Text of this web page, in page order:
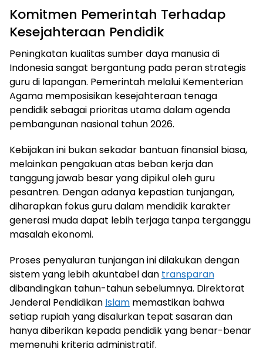
Komitmen Pemerintah Terhadap
Kesejahteraan Pendidik
Peningkatan kualitas sumber daya manusia di
Indonesia sangat bergantung pada peran strategis
guru di lapangan. Pemerintah melalui Kementerian
Agama memposisikan kesejahteraan tenaga
pendidik sebagai prioritas utama dalam agenda
pembangunan nasional tahun 2026.
Kebijakan ini bukan sekadar bantuan finansial biasa,
melainkan pengakuan atas beban kerja dan
tanggung jawab besar yang dipikul oleh guru
pesantren. Dengan adanya kepastian tunjangan,
diharapkan fokus guru dalam mendidik karakter
generasi muda dapat lebih terjaga tanpa terganggu
masalah ekonomi.
Proses penyaluran tunjangan ini dilakukan dengan
sistem yang lebih akuntabel dan transparan
dibandingkan tahun-tahun sebelumnya. Direktorat
Jenderal Pendidikan Islam memastikan bahwa
setiap rupiah yang disalurkan tepat sasaran dan
hanya diberikan kepada pendidik yang benar-benar
memenuhi kriteria administratif.